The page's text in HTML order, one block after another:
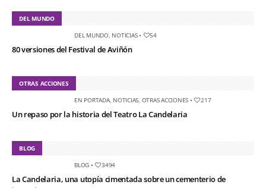
DEL MUNDO
DEL MUNDO, NOTICIAS• 54
80 versiones del Festival de Aviñón
OTRAS ACCIONES
EN PORTADA, NOTICIAS OTRAS ACCIONES • 217
Un repaso por la historia del Teatro La Candelaria
BLOG
BLOG • 3494
La Candelaria, una utopía cimentada sobre un cementerio de